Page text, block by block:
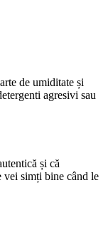
de umiditate și
agresivi sau
și că
vei simți bine când le